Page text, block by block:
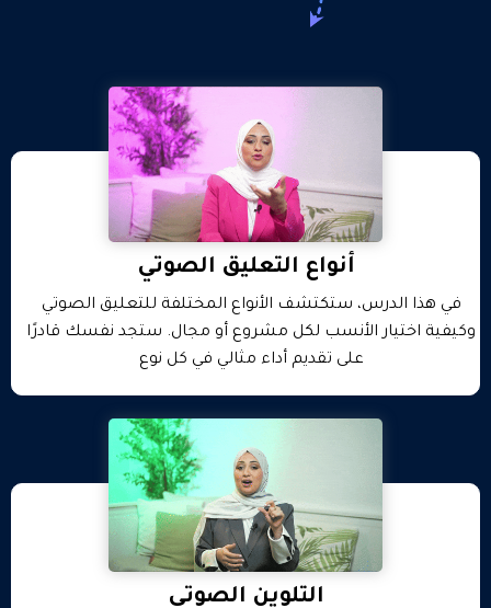
أنواع التعليق الصوتي
في هذا الدرس، ستكتشف الأنواع المختلفة للتعليق الصوتي
وكيفية اختيار الأنسب لكل مشروع أو مجال. ستجد نفسك قادرًا
على تقديم أداء مثالي في كل نوع
التلوين الصوتي